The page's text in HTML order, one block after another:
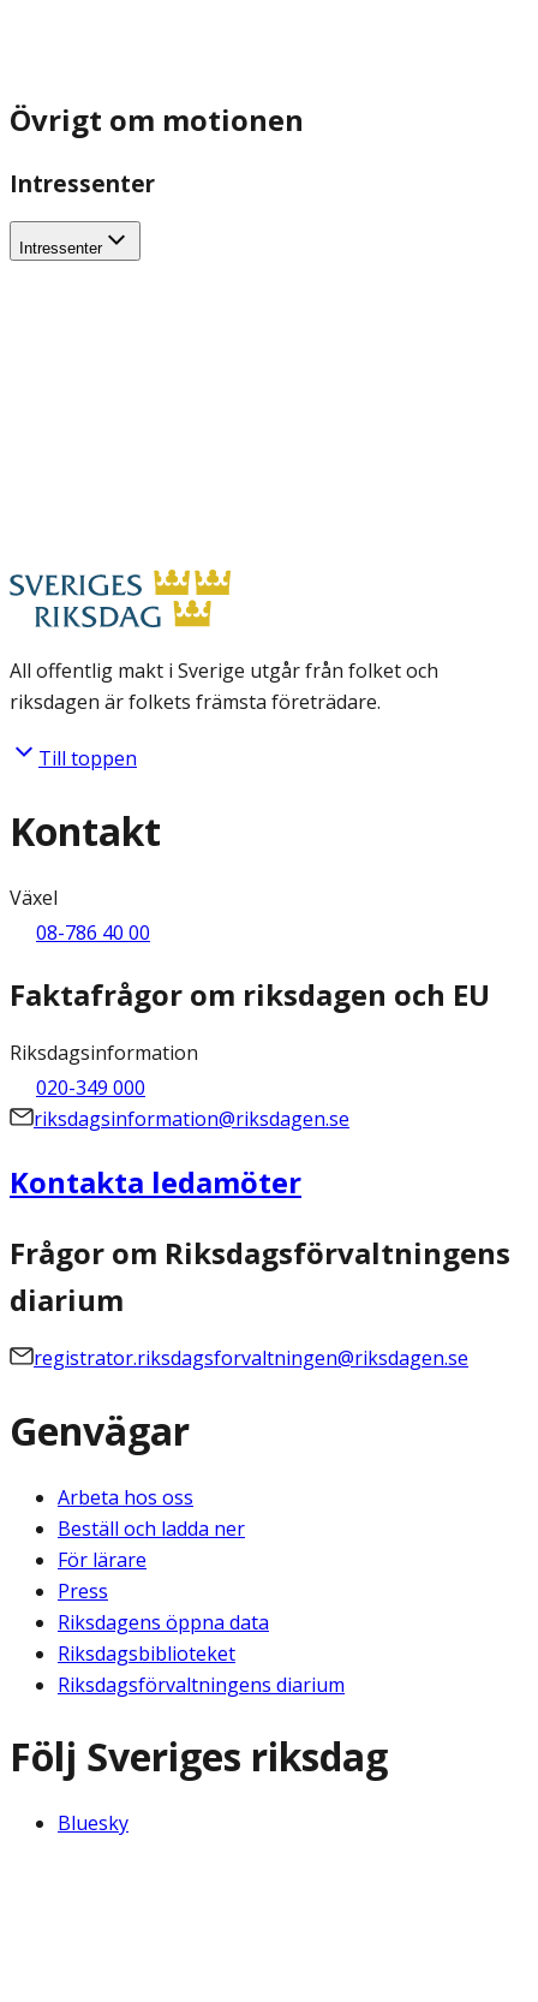
Övrigt om motionen
Intressenter
Intressenter
All offentlig makt i Sverige utgår från folket och
riksdagen är folkets främsta företrädare.
Till toppen
Kontakt
Växel
08-786 40 00
Faktafrågor om riksdagen och EU
Riksdagsinformation
020-349 000
riksdagsinformation@riksdagen.se
Kontakta ledamöter
Frågor om Riksdagsförvaltningens
diarium
registrator.riksdagsforvaltningen@riksdagen.se
Genvägar
Arbeta hos oss
Beställ och ladda ner
För lärare
Press
Riksdagens öppna data
Riksdagsbiblioteket
Riksdagsförvaltningens diarium
Följ Sveriges riksdag
Bluesky